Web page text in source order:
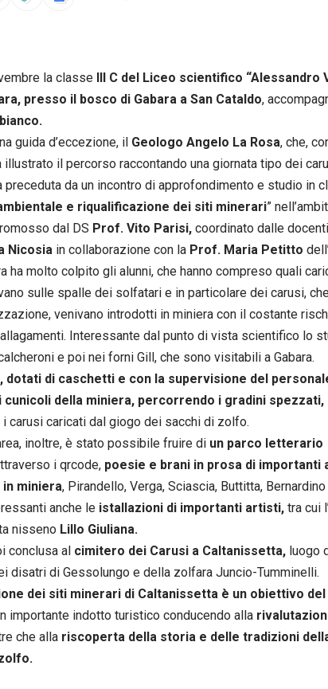
la classe III C del Liceo scientifico “Alessandro
presso il bosco di Gabara a San Cataldo,
guida d’eccezione, il Geologo Angelo La Rosa, che,
illustrato il percorso raccontando una giornata tipo dei
preceduta da un incontro di approfondimento e studio in
e riqualificazione dei siti minerari”
dal DS Prof. Vito Parisi, coordinato dalle docenti
Nicosia in collaborazione con la Prof. Maria Petitto
ha molto colpito gli alunni, che hanno compreso quali
sulle spalle dei solfatari e in particolare dei carusi,
venivano introdotti in miniera con il costante
Interessante dal punto di vista scientifico lo
e poi nei forni Gill, che sono visitabili a Gabara.
dotati di caschetti e con la supervisione del
cunicoli della miniera, percorrendo i gradini spezzati,
i carusi caricati dal giogo dei sacchi di zolfo.
inoltre, è stato possibile fruire di un parco letterario
i qrcode, poesie e brani in prosa di importanti
miniera, Pirandello, Verga, Sciascia, Buttitta,
anche le istallazioni di importanti artisti, tra cui
nisseno Lillo Giuliana.
conclusa al cimitero dei Carusi a Caltanissetta, luogo
disatri di Gessolungo e della zolfara Juncio-Tumminelli.
dei siti minerari di Caltanissetta è un obiettivo
importante indotto turistico conducendo alla
che alla riscoperta della storia e delle tradizioni